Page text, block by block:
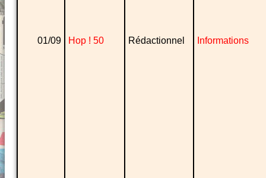
01/09 Hop ! 50 Rédactionnel Informations